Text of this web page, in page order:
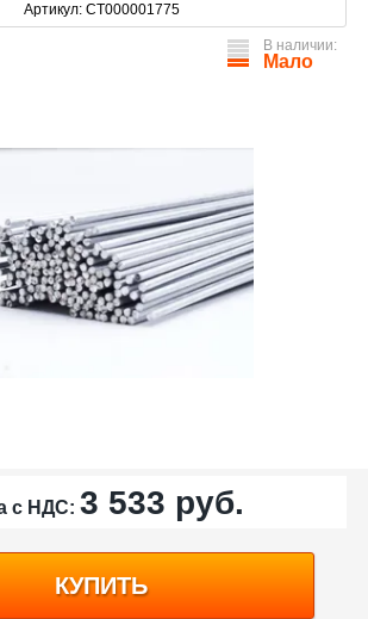
Артикул: СТ000001775
В наличии:
Мало
с НДС: 3 533 руб.
КУПИТЬ